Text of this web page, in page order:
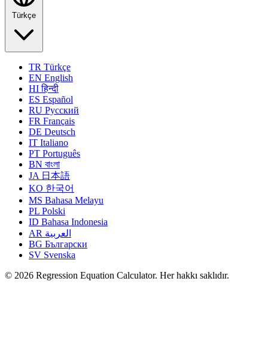
TR Türkçe
EN English
HIहिन्दी
ES Español
RU Русский
FR Français
DE Deutsch
IT Italiano
PT Português
BN বাংলা
JA 日本語
KO 한국어
MS Bahasa Melayu
PL Polski
ID Bahasa Indonesia
AR العربية
BG Български
SV Svenska
© 2026 Regression Equation Calculator. Her hakkı saklıdır.